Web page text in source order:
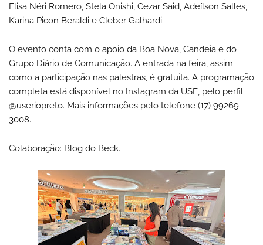
Elisa Néri Romero, Stela Onishi, Cezar Said, Adeílson Salles,
Karina Picon Beraldi e Cleber Galhardi.
O evento conta com o apoio da Boa Nova, Candeia e do
Grupo Diário de Comunicação. A entrada na feira, assim
como a participação nas palestras, é gratuita. A programação
completa está disponível no Instagram da USE, pelo perfil
@useriopreto. Mais informações pelo telefone (17) 99269-
3008.
Colaboração: Blog do Beck.